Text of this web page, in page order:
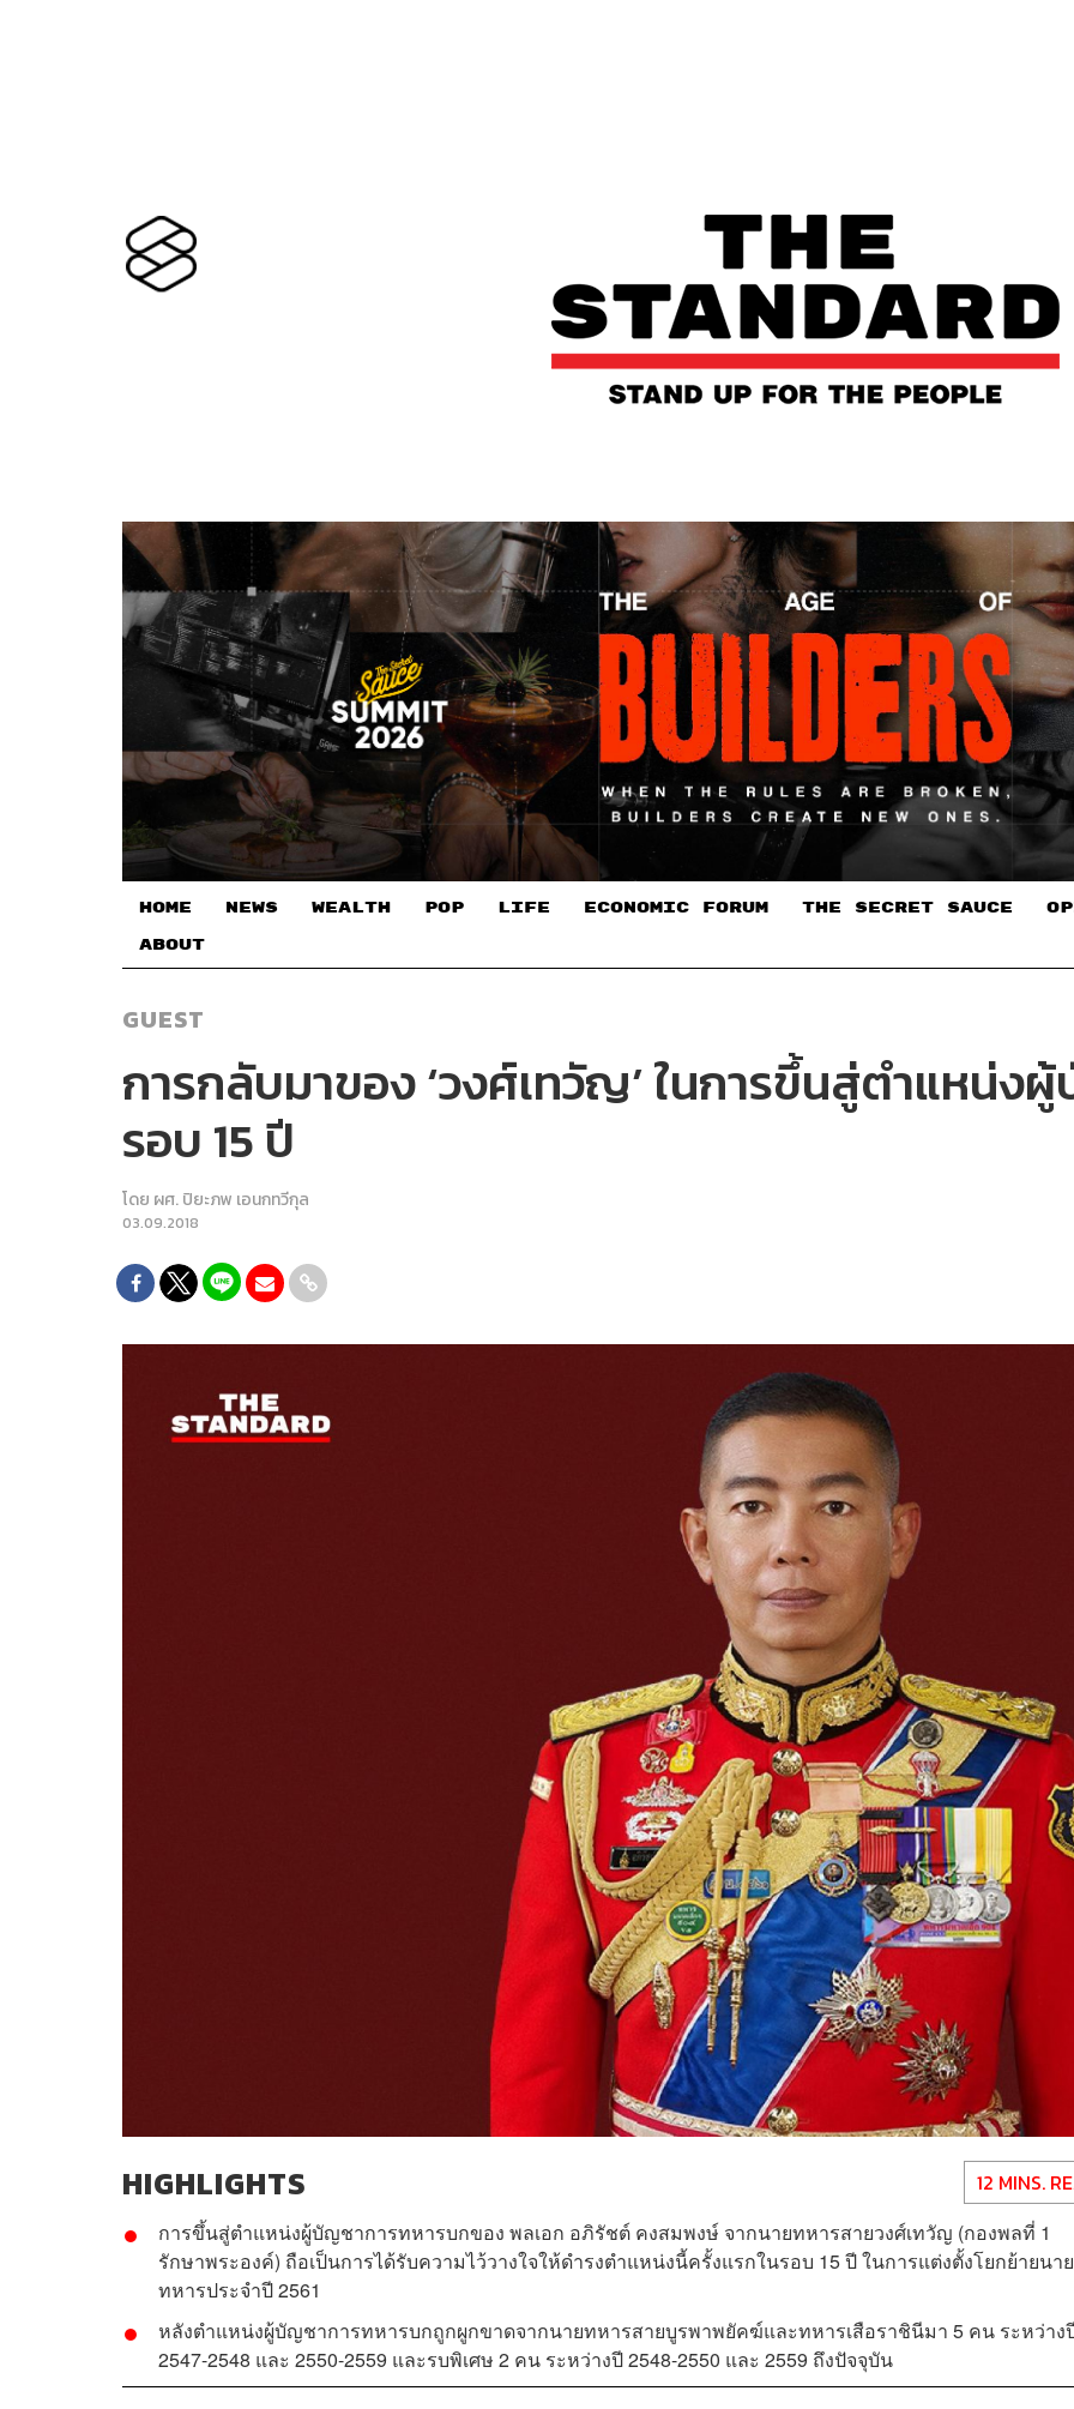
HOME NEWS WEALTH POP LIFE ECONOMIC FORUM THE SECRET SAUCE​
ABOUT
GUEST
การกลับมาของ ‘วงศ์เทวัญ’ ในการขึ้นสู่ตำแหน่ง
รอบ 15 ปี
โดย ผศ. ปิยะภพ เอนกทวีกุล
03.09.2018
HIGHLIGHTS 12 MINS.
การขึ้นสู่ตำแหน่งผู้บัญชาการทหารบกของ พลเอก อภิรัชต์ คงสมพงษ์ จากนายทหารสายวงศ์เทวัญ (กองพลที่ 1
รักษาพระองค์) ถือเป็นการได้รับความไว้วางใจให้ดำรงตำแหน่งนี้ครั้งแรกในรอบ 15 ปี ในการแต่งตั้งโยกย้ายนาย
ทหารประจำปี 2561
หลังตำแหน่งผู้บัญชาการทหารบกถูกผูกขาดจากนายทหารสายบูรพาพยัคฆ์และทหารเสือราชินีมา 5 คน ระหว่าง
2547-2548 และ 2550-2559 และรบพิเศษ 2 คน ระหว่างปี 2548-2550 และ 2559 ถึงปัจจุบัน